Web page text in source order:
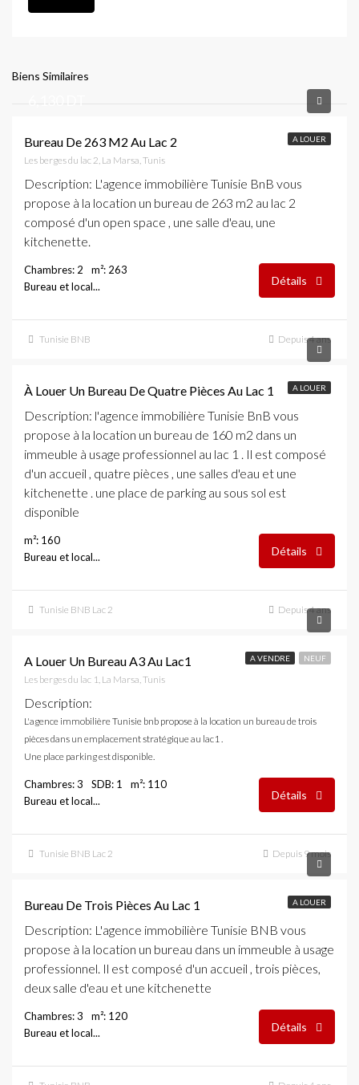
Biens Similaires
A LOUER
6,130 DT
Bureau De 263 M2 Au Lac 2
Les berges du lac 2, La Marsa, Tunis
Description: L'agence immobilière Tunisie BnB vous
propose à la location un bureau de 263 m2 au lac 2
composé d'un open space , une salle d'eau, une
kitchenette.
Chambres: 2
m²: 263
Bureau et local...
Détails
Tunisie BNB Depuis 4 ans
A LOUER
À Louer Un Bureau De Quatre Pièces Au Lac 1
Description: l'agence immobilière Tunisie BnB vous
propose à la location un bureau de 160 m2 dans un
immeuble à usage professionnel au lac 1 . Il est composé
d'un accueil , quatre pièces , une salles d'eau et une
kitchenette . une place de parking au sous sol est
disponible
m²: 160
Bureau et local...
Détails
Tunisie BNB Lac 2 Depuis 4 ans
A VENDRE NEUF
A Louer Un Bureau A3 Au Lac1
Les berges du lac 1, La Marsa, Tunis
Description:
L'agence immobilière Tunisie bnb propose à la location un bureau de trois
pièces dans un emplacement stratégique au lac1 .
Une place parking est disponible.
Chambres: 3 SDB: 1
m²: 110
Bureau et local...
Détails
Tunisie BNB Lac 2 Depuis 9 mois
A LOUER
Bureau De Trois Pièces Au Lac 1
Description: L'agence immobilière Tunisie BNB vous
propose à la location un bureau dans un immeuble à usage
professionnel. Il est composé d'un accueil , trois pièces,
deux salle d'eau et une kitchenette
Chambres: 3
m²: 120
Bureau et local...
Détails